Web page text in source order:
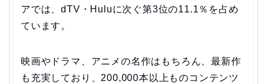
アでは、dTV・Huluに次ぐ第3位の11.1％を占め
ています。
映画やドラマ、アニメの名作はもちろん、最新作
も充実しており、200,000本以上ものコンテンツ